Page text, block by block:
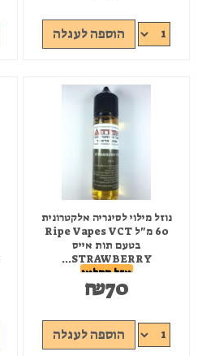
הוספה לעגלה
נוזל מילוי לסיגריה אלקטרונית
60 מ"ל Ripe Vapes VCT
בטעם תות אייס
STRAWBERRY...
אזל המלאי
₪70
הוספה לעגלה